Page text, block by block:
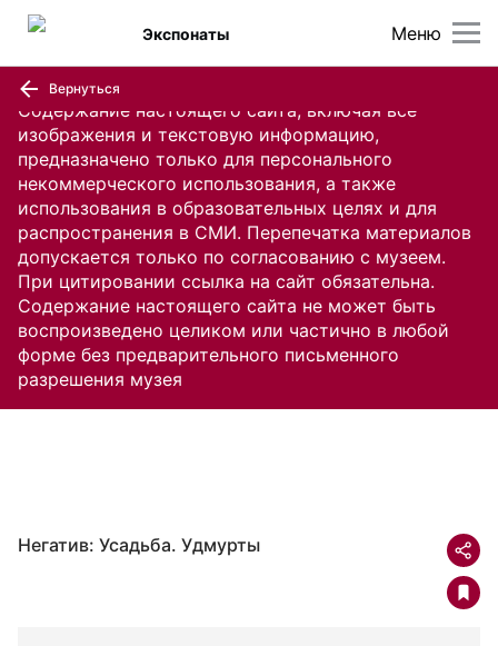
Содержание настоящего сайта, включая все
изображения и текстовую информацию,
предназначено только для персонального
некоммерческого использования, а также
использования в образовательных целях и для
распространения в СМИ. Перепечатка материалов
допускается только по согласованию с музеем.
При цитировании ссылка на сайт обязательна.
Содержание настоящего сайта не может быть
воспроизведено целиком или частично в любой
форме без предварительного письменного
разрешения музея
Меню
Экспонаты
Вернуться
Негатив: Усадьба. Удмурты